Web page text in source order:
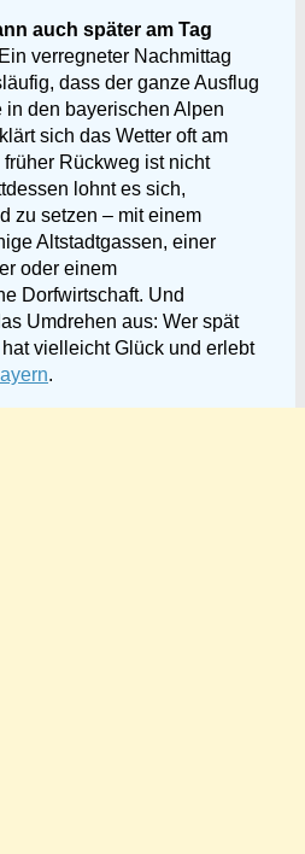
auch später am Tag
Ein verregneter Nachmittag
dass der ganze Ausflug
in den bayerischen Alpen
sich das Wetter oft am
Rückweg ist nicht
lohnt es sich,
zu setzen – mit einem
Altstadtgassen, einer
oder einem
Dorfwirtschaft. Und
Umdrehen aus: Wer spät
vielleicht Glück und erlebt
.